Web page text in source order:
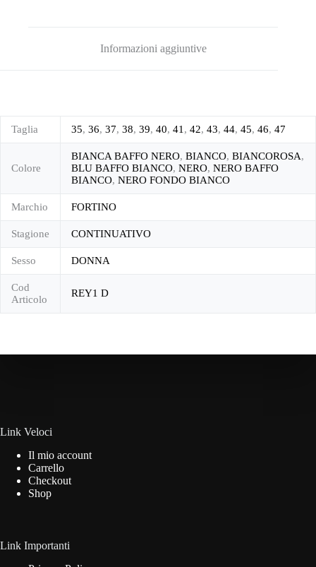
Informazioni aggiuntive
Taglia 35, 36, 37, 38, 39, 40, 41 , 42, 43, 44, 45, 46, 47
Colore
BIANCA BAFFO NERO, BIANCO, BIANCOROSA,
BLU BAFFO BIANCO, NERO, NERO BAFFO
BIANCO, NERO FONDO BIANCO
Marchio FORTINO
Stagione CONTINUATIVO
Sesso DONNA
Cod
Articolo
REY1 D
Link Veloci
Il mio account
Carrello
Checkout
Shop
Link Importanti